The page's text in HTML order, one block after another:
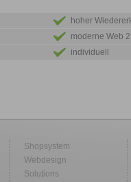
hoher
moderne Web
individuell
Shopsystem
Webdesign
Solutions